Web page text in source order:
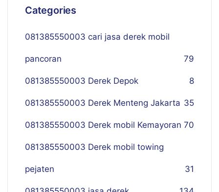
Categories
081385550003 cari jasa derek mobil
pancoran 79
081385550003 Derek Depok 8
081385550003 Derek Menteng Jakarta 35
081385550003 Derek mobil Kemayoran 70
081385550003 Derek mobil towing
pejaten 31